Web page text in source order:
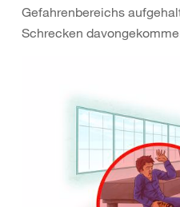
Gefahrenbereichs
Schrecken